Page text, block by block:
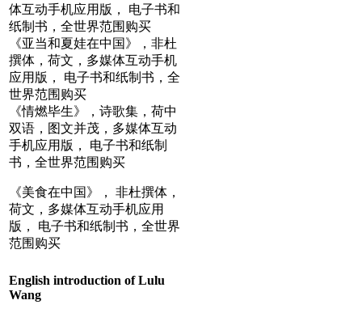
体互动手机应用版， 电子书和
纸制书，全世界范围购买
《亚当和夏娃在中国》，非杜
撰体，荷文，多媒体互动手机
应用版， 电子书和纸制书，全
世界范围购买
《情燃毕生》，诗歌集，荷中
双语，图文并茂，多媒体互动
手机应用版， 电子书和纸制
书，全世界范围购买
《美食在中国》， 非杜撰体，
荷文，多媒体互动手机应用
版， 电子书和纸制书，全世界
范围购买
English introduction of Lulu
Wang